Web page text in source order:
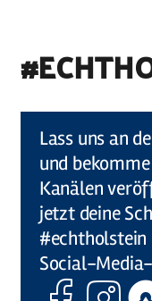
Lass uns an
und
Kanälen
jetzt deine
#echtholstein
Social-
Facebook